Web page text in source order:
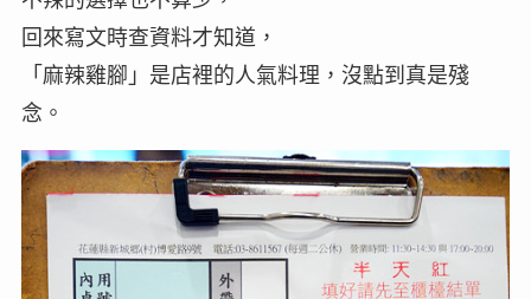
回來寫文時查資料才知道，
「麻辣雞腳」是店裡的人氣料理，沒點到真是殘
念。